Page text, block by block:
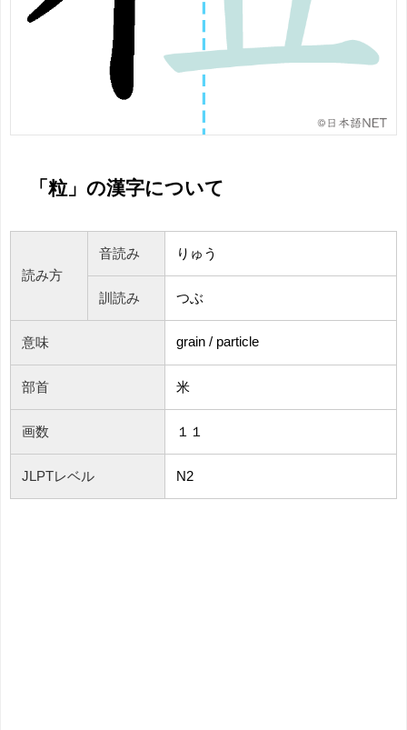
「粒」の漢字について
読み方
音読み りゅう
訓読み つぶ
意味 grain / particle
部首 米
画数 １１
JLPTレベル N2